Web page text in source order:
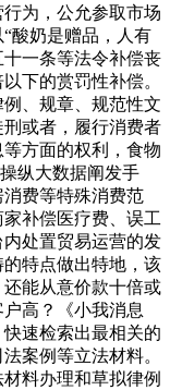
为，公允参取市场
酸奶是赠品，人有
一条等法令补偿丧
下的赏罚性补偿。
、规章、规范性文
或者，履行消费者
方面的权利，食物
纵大数据阐发手
费等特殊消费范
补偿医疗费、误工
处置贸易运营的发
特点做出特地，该
能从意价款十倍或
高？《小我消息
速检索出最相关的
案例等立法材料。
料办理和草拟律例